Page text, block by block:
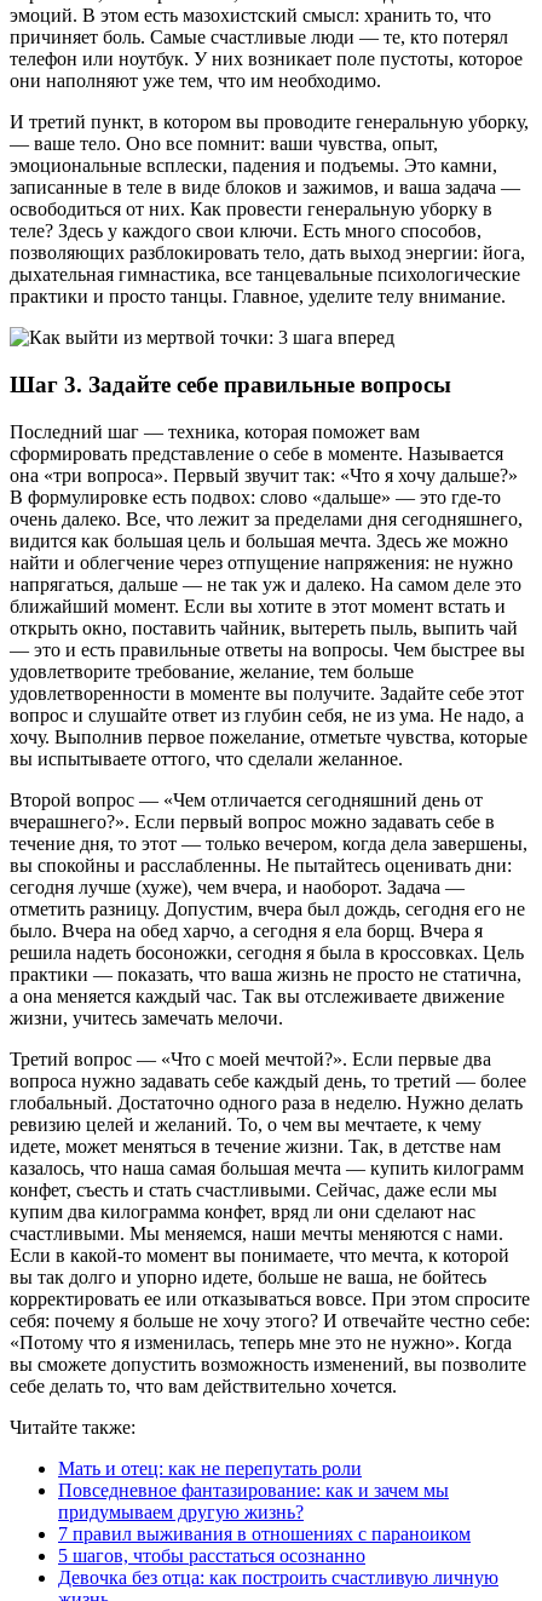
эмоций. В этом есть мазохистский смысл: хранить то, что
причиняет боль. Самые счастливые люди — те, кто потерял
телефон или ноутбук. У них возникает поле пустоты, которое
они наполняют уже тем, что им необходимо.
И третий пункт, в котором вы проводите генеральную уборку,
— ваше тело. Оно все помнит: ваши чувства, опыт,
эмоциональные всплески, падения и подъемы. Это камни,
записанные в теле в виде блоков и зажимов, и ваша задача —
освободиться от них. Как провести генеральную уборку в
теле? Здесь у каждого свои ключи. Есть много способов,
позволяющих разблокировать тело, дать выход энергии: йога,
дыхательная гимнастика, все танцевальные психологические
практики и просто танцы. Главное, уделите телу внимание.
Шаг 3. Задайте себе правильные вопросы
Последний шаг — техника, которая поможет вам
сформировать представление о себе в моменте. Называется
она «три вопроса». Первый звучит так: «Что я хочу дальше?»
В формулировке есть подвох: слово «дальше» — это где-то
очень далеко. Все, что лежит за пределами дня сегодняшнего,
видится как большая цель и большая мечта. Здесь же можно
найти и облегчение через отпущение напряжения: не нужно
напрягаться, дальше — не так уж и далеко. На самом деле это
ближайший момент. Если вы хотите в этот момент встать и
открыть окно, поставить чайник, вытереть пыль, выпить чай
— это и есть правильные ответы на вопросы. Чем быстрее вы
удовлетворите требование, желание, тем больше
удовлетворенности в моменте вы получите. Задайте себе этот
вопрос и слушайте ответ из глубин себя, не из ума. Не надо, а
хочу. Выполнив первое пожелание, отметьте чувства, которые
вы испытываете оттого, что сделали желанное.
Второй вопрос — «Чем отличается сегодняшний день от
вчерашнего?». Если первый вопрос можно задавать себе в
течение дня, то этот — только вечером, когда дела завершены,
вы спокойны и расслабленны. Не пытайтесь оценивать дни:
сегодня лучше (хуже), чем вчера, и наоборот. Задача —
отметить разницу. Допустим, вчера был дождь, сегодня его не
было. Вчера на обед харчо, а сегодня я ела борщ. Вчера я
решила надеть босоножки, сегодня я была в кроссовках. Цель
практики — показать, что ваша жизнь не просто не статична,
а она меняется каждый час. Так вы отслеживаете движение
жизни, учитесь замечать мелочи.
Третий вопрос — «Что с моей мечтой?». Если первые два
вопроса нужно задавать себе каждый день, то третий — более
глобальный. Достаточно одного раза в неделю. Нужно делать
ревизию целей и желаний. То, о чем вы мечтаете, к чему
идете, может меняться в течение жизни. Так, в детстве нам
казалось, что наша самая большая мечта — купить килограмм
конфет, съесть и стать счастливыми. Сейчас, даже если мы
купим два килограмма конфет, вряд ли они сделают нас
счастливыми. Мы меняемся, наши мечты меняются с нами.
Если в какой-то момент вы понимаете, что мечта, к которой
вы так долго и упорно идете, больше не ваша, не бойтесь
корректировать ее или отказываться вовсе. При этом спросите
себя: почему я больше не хочу этого? И отвечайте честно себе:
«Потому что я изменилась, теперь мне это не нужно». Когда
вы сможете допустить возможность изменений, вы позволите
себе делать то, что вам действительно хочется.
Читайте также:
Мать и отец: как не перепутать роли
Повседневное фантазирование: как и зачем мы
придумываем другую жизнь?
7 правил выживания в отношениях с параноиком
5 шагов, чтобы расстаться осознанно
Девочка без отца: как построить счастливую личную